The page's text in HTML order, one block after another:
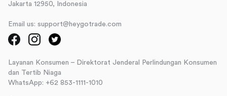
Jakarta 12950, Indonesia
Email us: support@heygotrade.com
Layanan Konsumen – Direktorat Jenderal Perlindungan Konsumen
dan Tertib Niaga
WhatsApp: +62 853-1111-1010